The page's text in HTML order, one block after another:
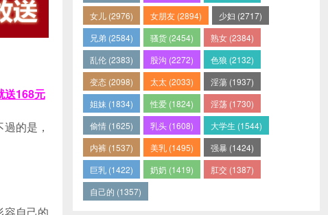
送168元
的是，
容自己的
女儿 (2976)
女朋友 (2894)
少妇 (2717)
兄弟 (2584)
骚货 (2454)
熟女 (2384)
乱伦 (2383)
股沟 (2272)
色狼 (2132)
变态 (2098)
太太 (2033)
淫蕩 (1937)
姐妹 (1834)
性爱 (1824)
淫荡 (1730)
偷情 (1625)
乳头 (1608)
大学生 (1544)
内裤 (1537)
美乳 (1495)
强暴 (1424)
巨乳 (1422)
奶奶 (1419)
肛交 (1387)
自己的 (1357)